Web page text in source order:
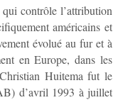
contrôle l’attribution
américains et
évolué au fur et à
en Europe, dans les
Huitema fut le
d’avril 1993 à juillet